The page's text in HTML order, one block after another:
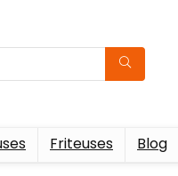
Friteuses Blog